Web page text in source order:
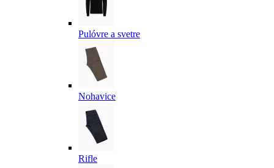
Pulóvre a svetre
Nohavice
Rifle